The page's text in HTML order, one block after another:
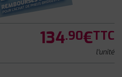
134.90€TTC
l'unité